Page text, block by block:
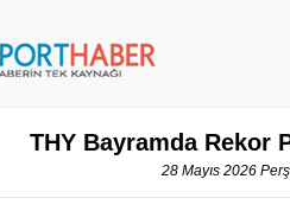
THY Bayramda Rekor
28 Mayıs 2026